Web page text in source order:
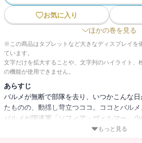
お気に入り
ほかの巻を見る
※この商品はタブレットなど大きなディスプレイを
ています。
文字だけを拡大することや、文字列のハイライト、
の機能が使用できません。
あらすじ
バルメが無断で部隊を去り、いつかこんな
たものの、動揺し苛立つココ。ココとバルメ
バルメが国連軍「ソフィア・ヴェルマー」
のアフリカＤ国で襲撃により部隊を全滅させ
もっと見る